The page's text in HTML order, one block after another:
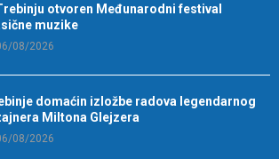
otvoren Međunarodni festival
muzike
08/2026
domaćin izložbe radova legendarnog
Miltona Glejzera
08/2026